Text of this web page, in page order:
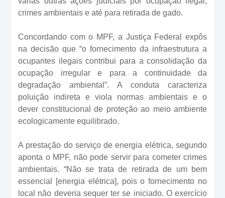
crimes ambientais e até para retirada de gado.
Concordando com o MPF, a Justiça Federal expôs
na decisão que “o fornecimento da infraestrutura a
ocupantes ilegais contribui para a consolidação da
ocupação irregular e para a continuidade da
degradação ambiental”. A conduta caracteriza
poluição indireta e viola normas ambientais e o
dever constitucional de proteção ao meio ambiente
ecologicamente equilibrado.
A prestação do serviço de energia elétrica, segundo
aponta o MPF, não pode servir para cometer crimes
ambientais. “Não se trata de retirada de um bem
essencial [energia elétrica], pois o fornecimento no
local não deveria sequer ter se iniciado. O exercício